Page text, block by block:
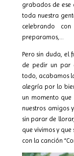
grabados de ese
toda nuestra
celebrando
preparamos,…
Pero sin duda, el
de pedir un par
todo, acabamos
alegría por lo
un momento
nuestros amigos
sin parar de
que vivimos y
con la canción